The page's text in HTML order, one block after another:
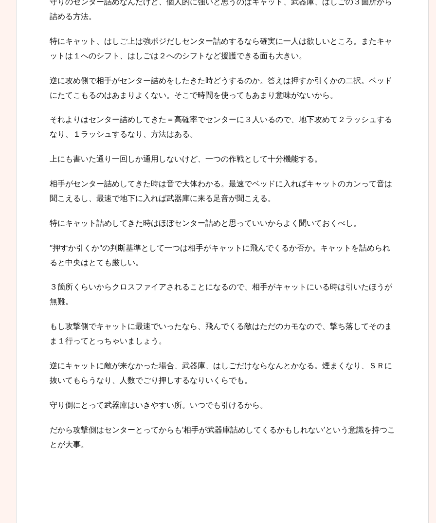
詰める方法。
特にキャット、はしご上は強ポジだしセンター詰めするなら確実に一人は欲しいところ。またキャ
ットは１へのシフト、はしごは２へのシフトなど援護できる面も大きい。
逆に攻め側で相手がセンター詰めをしたきた時どうするのか。答えは押すか引くかの二択。ベッド
にたてこもるのはあまりよくない。そこで時間を使ってもあまり意味がないから。
それよりはセンター詰めしてきた＝高確率でセンターに３人いるので、地下攻めて２ラッシュする
なり、１ラッシュするなり、方法はある。
上にも書いた通り一回しか通用しないけど、一つの作戦として十分機能する。
相手がセンター詰めしてきた時は音で大体わかる。最速でベッドに入ればキャットのカンって音は
聞こえるし、最速で地下に入れば武器庫に来る足音が聞こえる。
特にキャット詰めしてきた時はほぼセンター詰めと思っていいからよく聞いておくべし。
“押すか引くか"の判断基準として一つは相手がキャットに飛んでくるか否か。キャットを詰められ
ると中央はとても厳しい。
３箇所くらいからクロスファイアされることになるので、相手がキャットにいる時は引いたほうが
無難。
もし攻撃側でキャットに最速でいったなら、飛んでくる敵はただのカモなので、撃ち落してそのま
ま１行ってとっちゃいましょう。
逆にキャットに敵が来なかった場合、武器庫、はしごだけならなんとかなる。煙まくなり、ＳＲに
抜いてもらうなり、人数でごり押しするなりいくらでも。
守り側にとって武器庫はいきやすい所。いつでも引けるから。
だから攻撃側はセンターとってからも’相手が武器庫詰めしてくるかもしれない’という意識を持つこ
とが大事。